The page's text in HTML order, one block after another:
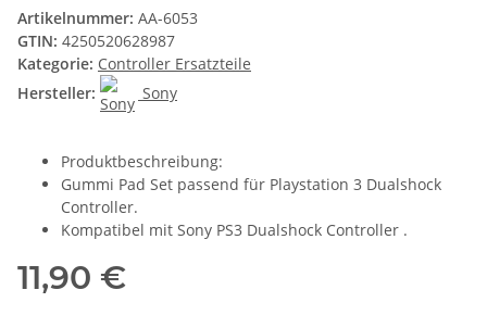
Artikelnummer: AA-6053
GTIN: 4250520628987
Kategorie: Controller Ersatzteile
Hersteller:
Sony
Produktbeschreibung:
Gummi Pad Set passend für Playstation 3 Dualshock
Controller.
Kompatibel mit Sony PS3 Dualshock Controller .
11,90 €